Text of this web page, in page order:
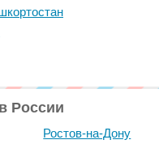
России
Ростов-на-Дону